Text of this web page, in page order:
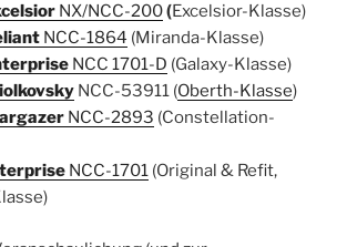
NX/NCC-200(Excelsior-Klasse)
NCC-1864 (Miranda-Klasse)
NCC 1701-D (Galaxy-Klasse)
NCC-53911 (Oberth-Klasse)
NCC-2893 (Constellation-
NCC-1701 (Original & Refit,